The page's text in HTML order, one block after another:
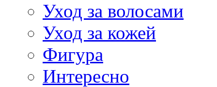
Уход за волосами
Уход за кожей
Фигура
Интересно